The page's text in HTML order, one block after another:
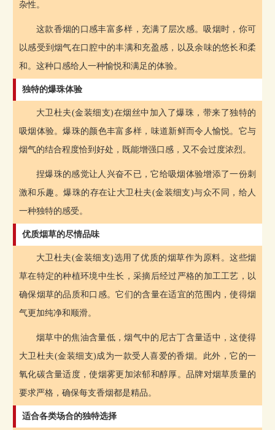
杂性。
这款香烟的口感丰富多样，充满了层次感。吸烟时，你可
以感受到烟气在口腔中的丰满和充盈感，以及余味的悠长和柔
和。这种口感给人一种愉悦和满足的体验。
独特的爆珠体验
大卫杜夫(金装细支)在烟丝中加入了爆珠，带来了独特的
吸烟体验。爆珠的颜色丰富多样，味道新鲜而令人愉悦。它与
烟气的结合程度恰到好处，既能增强口感，又不会过度浓烈。
捏爆珠的感觉让人兴奋不已，它给吸烟体验增添了一份刺
激和乐趣。爆珠的存在让大卫杜夫(金装细支)与众不同，给人
一种独特的感受。
优质烟草的尽情品味
大卫杜夫(金装细支)选用了优质的烟草作为原料。这些烟
草在特定的种植环境中生长，采摘后经过严格的加工工艺，以
确保烟草的品质和口感。它们的含量在适宜的范围内，使得烟
气更加纯净和顺滑。
烟草中的焦油含量低，烟气中的尼古丁含量适中，这使得
大卫杜夫(金装细支)成为一款受人喜爱的香烟。此外，它的一
氧化碳含量适度，使烟雾更加浓郁和醇厚。品牌对烟草质量的
要求严格，确保每支香烟都是精品。
适合各类场合的独特选择